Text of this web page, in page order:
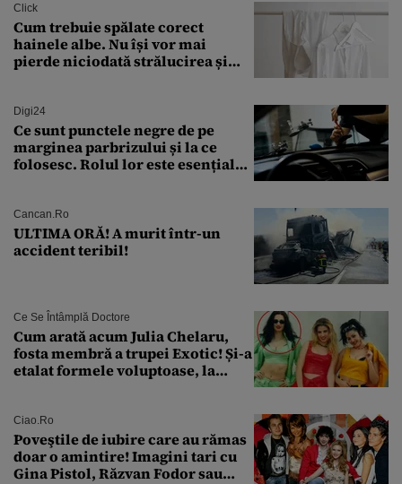
Click
Cum trebuie spălate corect
hainele albe. Nu își vor mai
pierde niciodată strălucirea și
Digi24
Ce sunt punctele negre de pe
marginea parbrizului și la ce
folosesc. Rolul lor este esențial
Cancan.ro
ULTIMA ORĂ! A murit într-un
accident teribil!
Ce Se Întâmplă Doctore
Cum arată acum Julia Chelaru,
fosta membră a trupei Exotic! Și-a
etalat formele voluptoase, la
Ciao.ro
Poveştile de iubire care au rămas
doar o amintire! Imagini tari cu
Gina Pistol, Răzvan Fodor sau